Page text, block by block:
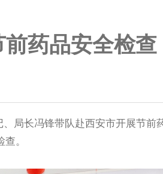
药品安全检查
局长冯锋带队赴西安市开展节前
。